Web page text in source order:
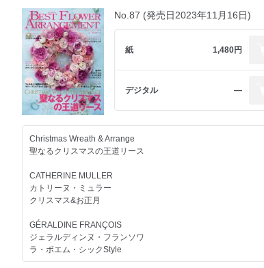
REPORT
世界のトップフローリストに学べる
オンラインフラワースクール
"Club de Fleur"
クラブ・ド・フルールの
レッスンが受講できる認定校
マイセンと花のリリカルなコーディネート
香りを紡ぐ花物語
初夏の季節に贈るギフトアレンジ
花嫁の最高の日を演出する
ウエディングブーケ
HAPPY STYLE セレクション
London
ピーターシャム・ナーサリーズ
英国で一番セレブな園芸店
FLOWER ARRANGEMENT
TRENDS IN PARIS
15のキーワードで見つけた
パリの花トレンド
TREND COLOR
TREND FLOWER MATERIAL
TREND STYLE
TREND TECHNIQUE
Composition de Paris
モネ、ルノワールからゴッホまで
光と風を追いかけて… 印象派に捧げる花
No.87 (発売日2023年11月16日)
紙 1,480円
デジタル ―
Christmas Wreath & Arrange
聖なるクリスマスの王道リース
CATHERINE MULLER
カトリーヌ・ミュラー
クリスマス&お正月
GÉRALDINE FRANÇOIS
ジェラルディンヌ・フランソワ
ラ・ボエム・シックStyle